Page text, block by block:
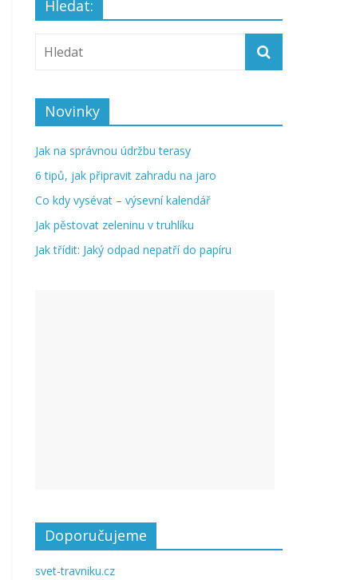
Hledat:
Novinky
Jak na správnou údržbu terasy
6 tipů, jak připravit zahradu na jaro
Co kdy vysévat – výsevní kalendář
Jak pěstovat zeleninu v truhlíku
Jak třídit: Jaký odpad nepatří do papíru
Doporučujeme
svet-travniku.cz